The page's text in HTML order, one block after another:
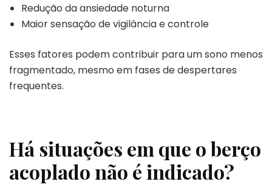
Redução da ansiedade noturna
Maior sensação de vigilância e controle
Esses fatores podem contribuir para um sono menos
fragmentado, mesmo em fases de despertares
frequentes.
Há situações em que o berço
acoplado não é indicado?